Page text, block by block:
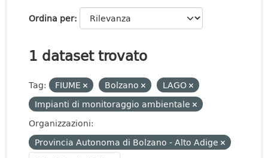
Ordina per
1 dataset trovato
Tag: FIUME Bolzano
LAGO
Impianti di monitoraggio ambientale
Organizzazioni:
Provincia Autonoma di Bolzano - Alto Adige